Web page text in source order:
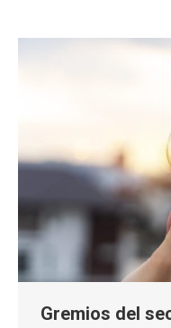
Gremios del